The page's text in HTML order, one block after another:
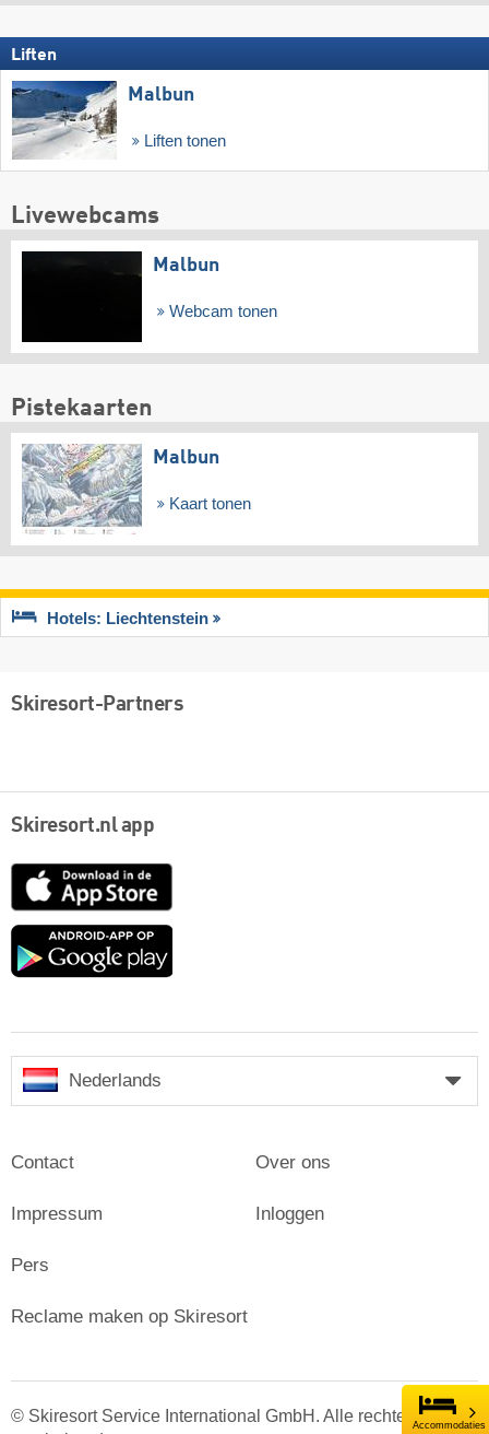
Liften
Malbun
Liften tonen
Livewebcams
Malbun
Webcam tonen
Pistekaarten
Malbun
Kaart tonen
Hotels: Liechtenstein
Accommodaties
Skiresort-Partners
Skiresort.nl app
App
Google
Nederlands
Contact
Impressum
Pers
Over ons
Inloggen
Reclame maken op Skiresort
© Skiresort Service International GmbH. Alle rechten